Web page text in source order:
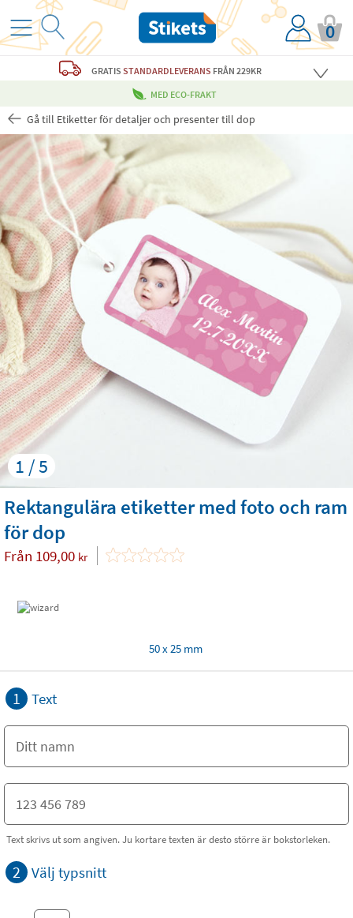
0
GRATIS STANDARDLEVERANS FRÅN 229KR
MED ECO-FRAKT
Gå till Etiketter för detaljer och presenter till dop
1 / 5
Rektangulära etiketter med foto och ram
för dop
Från 109,00 kr
50 x 25 mm
1 Text
Text skrivs ut som angiven. Ju kortare texten är desto större är bokstorleken.
2 Välj typsnitt